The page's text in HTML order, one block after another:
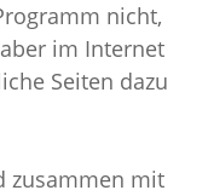
nicht,
im Internet
Seiten dazu
zusammen mit